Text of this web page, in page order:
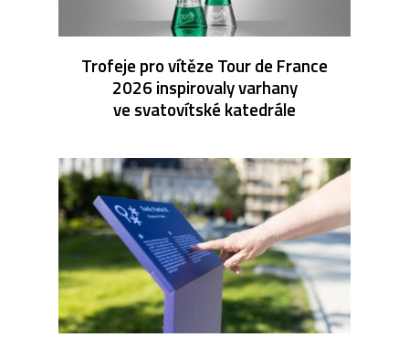
Trofeje pro vítěze Tour de France
2026 inspirovaly varhany
ve svatovítské katedrále